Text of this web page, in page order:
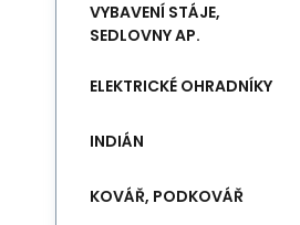
VYBAVENÍ STÁJE,
SEDLOVNY AP.
ELEKTRICKÉ OHRADNÍKY
INDIÁN
KOVÁŘ, PODKOVÁŘ